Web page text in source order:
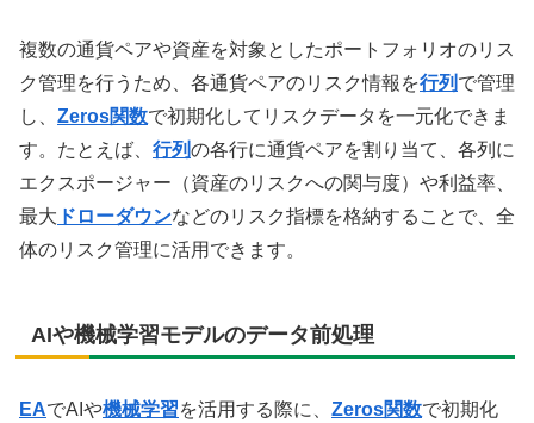
複数の通貨ペアや資産を対象としたポートフォリオのリス
ク管理を行うため、各通貨ペアのリスク情報を行列 で管理
し、 Zeros関数で初期化してリスクデータを一元化できま
す。たとえば、 行列の各行に通貨ペアを割り当て、各列に
エクスポージャー（資産のリスクへの関与度）や利益率、
最大 ドローダウンなどのリスク指標を格納することで、全
体のリスク管理に活用できます。
AIや機械学習モデルのデータ前処理
EAでAIや機械学習を活用する際に、 Zeros関数で初期化